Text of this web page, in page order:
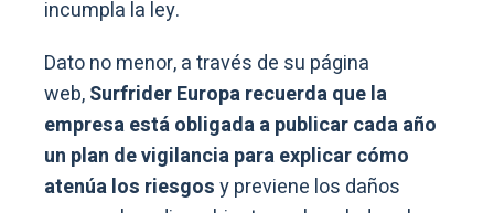
incumpla la ley.
Dato no menor, a través de su página
web,Surfrider Europa recuerda que la
empresa está obligada a publicar cada año
un plan de vigilancia para explicar cómo
atenúa los riesgosy previene los daños